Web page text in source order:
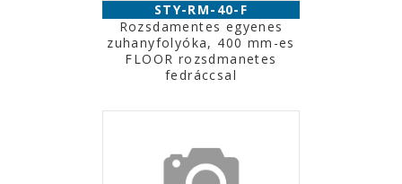
STY-RM-40-F
Rozsdamentes egyenes
zuhanyfolyóka, 400 mm-es
FLOOR rozsdmanetes
fedráccsal